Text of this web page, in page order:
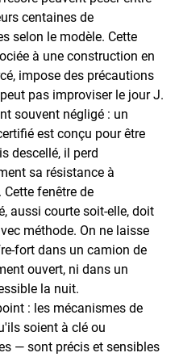
centaines de
selon le modèle. Cette
à une construction en
impose des précautions
pas improviser le jour J.
souvent négligé : un
est conçu pour être
descellé, il perd
sa résistance à
Cette fenêtre de
aussi courte soit-elle, doit
méthode. On ne laisse
fort dans un camion de
ouvert, ni dans un
la nuit.
: les mécanismes de
soient à clé ou
— sont précis et sensibles